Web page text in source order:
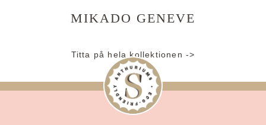
MIKADO GENEVE
Titta på hela kollektionen ->